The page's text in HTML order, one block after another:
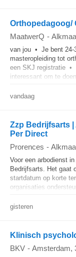
Orthopedagoog/
MaatwerQ -
van jou • Je bent 24-
masteropleiding tot
een SKJ registratie •
interessant om te
vandaag
Zzp Bedrijfsarts |
Per Direct
Prorences -
Voor een arbodienst
Bedrijfsarts. Het gaat
startdatum op korte
organisaties
gisteren
Klinisch
BKV - Amsterdam,